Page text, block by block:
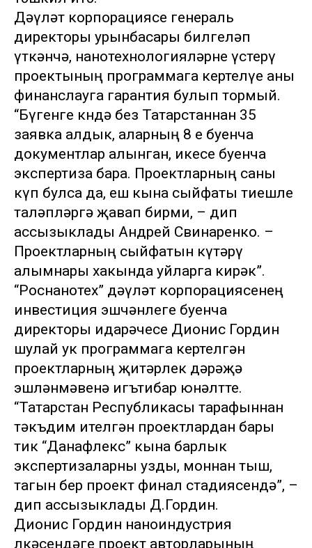
Дәүләт корпорациясе генераль
директоры урынбасары билгеләп
үткәнчә, нанотехнологияләрне үстерү
проектының программага кертелүе аны
финанслауга гарантия булып тормый.
“Бүгенге көндә без Татарстаннан 35
заявка алдык, аларның 8 е буенча
документлар алынган, икесе буенча
экспертиза бара. Проектларның саны
күп булса да, еш кына сыйфаты тиешле
таләпләргә җавап бирми, – дип
ассызыклады Андрей Свинаренко. –
Проектларның сыйфатын күтәрү
алымнары хакында уйларга кирәк”.
“Роснанотех” дәүләт корпорациясенең
инвестиция эшчәнлеге буенча
директоры идарәчесе Дионис Гордин
шулай ук программага кертелгән
проектларның җитәрлек дәрәҗә
эшләнмәвенә игътибар юнәлтте.
“Татарстан Республикасы тарафыннан
тәкъдим ителгән проектлардан бары
тик “Данафлекс” кына барлык
экспертизаларны узды, моннан тыш,
тагын бер проект финал стадиясендә”, –
дип ассызыклады Д.Гордин.
Дионис Гордин наноиндустрия
өлкәсендәге проект авторларының